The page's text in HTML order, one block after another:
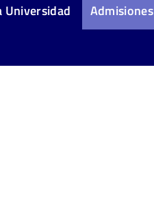
Universidad Admisiones